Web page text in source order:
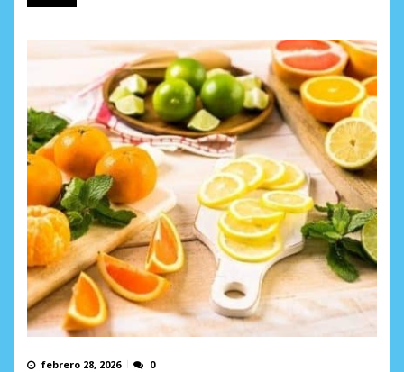
febrero 28, 2026 0